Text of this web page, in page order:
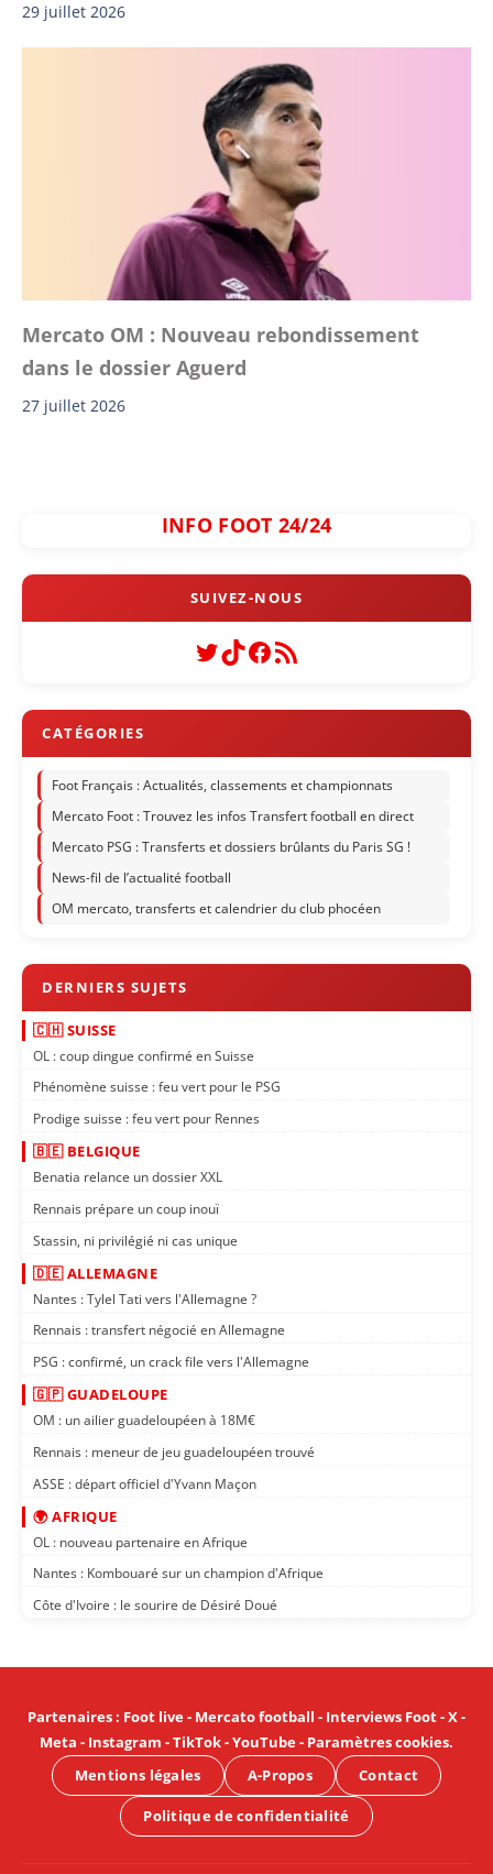
29 juillet 2026
Mercato OM : Nouveau rebondissement
dans le dossier Aguerd
27 juillet 2026
INFO FOOT 24/24
Twitter
TikTok
Facebook
Flux RSS
Foot Français : Actualités, classements et championnats
Mercato Foot : Trouvez les infos Transfert football en direct
Mercato PSG : Transferts et dossiers brûlants du Paris SG !
News-fil de l’actualité football
OM mercato, transferts et calendrier du club phocéen
🇨🇭 SUISSE
OL : coup dingue confirmé en Suisse
Phénomène suisse : feu vert pour le PSG
Prodige suisse : feu vert pour Rennes
🇧🇪 BELGIQUE
Benatia relance un dossier XXL
Rennais prépare un coup inouï
Stassin, ni privilégié ni cas unique
🇩🇪 ALLEMAGNE
Nantes : Tylel Tati vers l'Allemagne ?
Rennais : transfert négocié en Allemagne
PSG : confirmé, un crack file vers l'Allemagne
🇬🇵 GUADELOUPE
OM : un ailier guadeloupéen à 18M€
Rennais : meneur de jeu guadeloupéen trouvé
ASSE : départ officiel d'Yvann Maçon
🌍 AFRIQUE
OL : nouveau partenaire en Afrique
Nantes : Kombouaré sur un champion d'Afrique
Côte d'Ivoire : le sourire de Désiré Doué
Partenaires: Foot live- Mercato football - Interviews Foot-X-
Meta - Instagram -TikTok-YouTube- Paramètres cookies.
Mentions légales
A-Propos Contact
Politique de confidentialité